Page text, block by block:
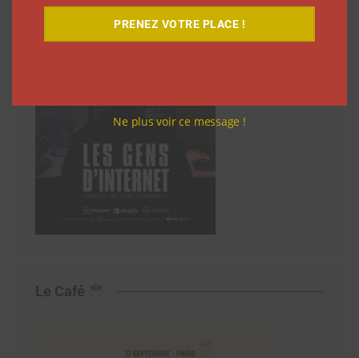
Le Café
PRENEZ VOTRE PLACE !
Ne plus voir ce message !